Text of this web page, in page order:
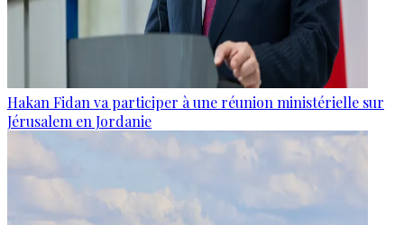
Hakan Fidan va participer à une réunion ministérielle sur
Jérusalem en Jordanie